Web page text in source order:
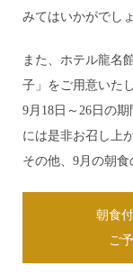
みてはいかがでし
また、ホテル龍名
子」をご用意いた
9月18日～26日の
には是非お召し上
その他、9月の朝食
朝食
ご